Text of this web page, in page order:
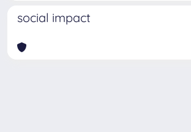
social impact